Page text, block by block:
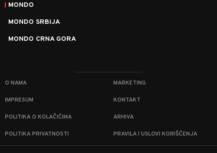
MONDO
MONDO SRBIJA
MONDO CRNA GORA
O NAMA MARKETING
IMPRESUM KONTAKT
POLITIKA O KOLAČIĆIMA ARHIVA
POLITIKA PRIVATNOSTI PRAVILA I USLOVI KORIŠĆENJA